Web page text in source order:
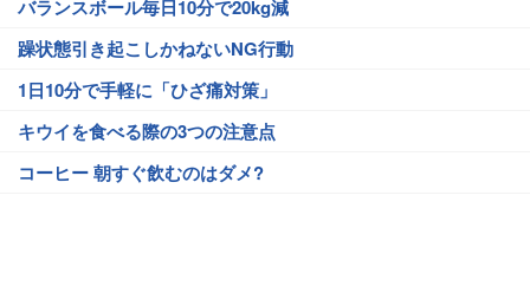
バランスボール毎日10分で20kg減
躁状態引き起こしかねないNG行動
1日10分で手軽に「ひざ痛対策」
キウイを食べる際の3つの注意点
コーヒー 朝すぐ飲むのはダメ?